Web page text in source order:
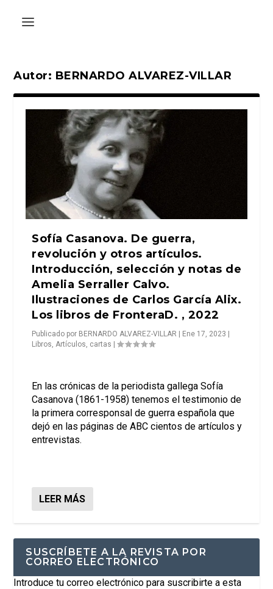
Autor: BERNARDO ALVAREZ-VILLAR
Sofía Casanova. De guerra,
revolución y otros artículos.
Introducción, selección y notas de
Amelia Serraller Calvo.
Ilustraciones de Carlos García Alix.
Los libros de FronteraD. , 2022
Publicado por BERNARDO ALVAREZ-VILLAR | Ene 17, 2023 |
Libros Artículos, cartas |
En las crónicas de la periodista gallega Sofía
Casanova (1861-1958) tenemos el testimonio de
la primera corresponsal de guerra española que
dejó en las páginas de ABC cientos de artículos y
entrevistas.
LEER MÁS
SUSCRÍBETE A LA REVISTA POR
CORREO ELECTRÓNICO
Introduce tu correo electrónico para suscribirte a esta